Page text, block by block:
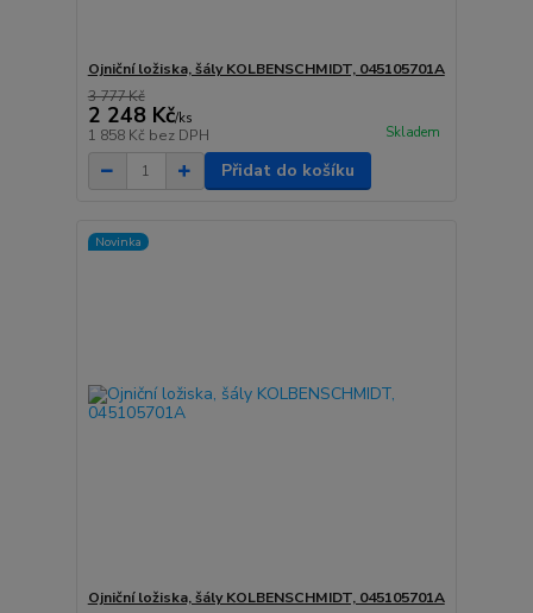
Ojniční ložiska, šály KOLBENSCHMIDT, 045105701A
3 777 Kč
2 248 Kč/ks
1 858 Kč bez DPH Skladem
Přidat do košíku
Novinka
Ojniční ložiska, šály KOLBENSCHMIDT, 045105701A